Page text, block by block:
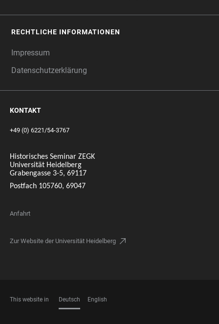
RECHTLICHE INFORMATIONEN
Impressum
Datenschutzerklärung
KONTAKT
+49 (0) 6221/54-3767
Historisches Seminar ZEGK
Universität Heidelberg
Grabengasse 3-5, 69117
Postfach 105760, 69047
Anfahrt
Zur Website der Universität Heidelberg
This website in Deutsch English